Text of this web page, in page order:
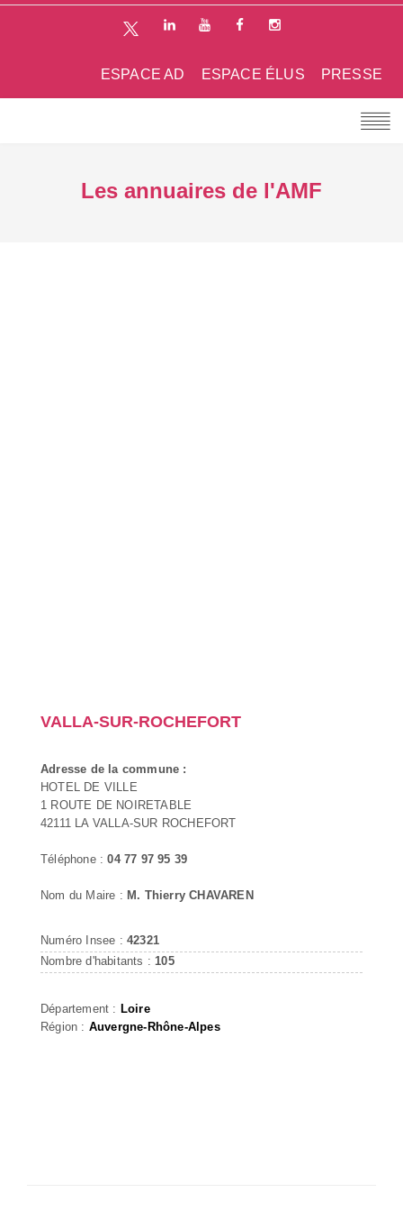
PRESSE
ESPACE ÉLUS
ESPACE AD
Les annuaires de l'AMF
VALLA-SUR-ROCHEFORT
Adresse de la commune :
HOTEL DE VILLE
1 ROUTE DE NOIRETABLE
42111 LA VALLA-SUR ROCHEFORT
Téléphone :04 77 97 95 39
Nom du Maire : M. Thierry CHAVAREN
Numéro Insee : 42321
Nombre d'habitants : 105
Département : Loire
Région : Auvergne-Rhône-Alpes